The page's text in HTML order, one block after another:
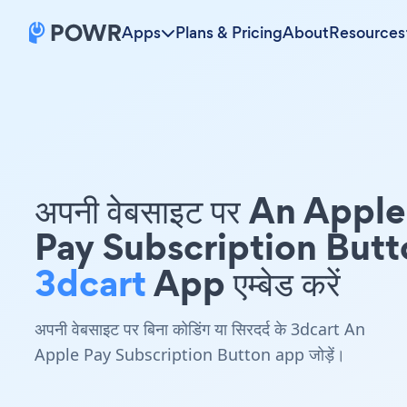
Apps Plans & PricingAboutResources
अपनी वेबसाइट पर An Apple
Pay Subscription
3dcartApp एम्बेड करें
अपनी वेबसाइट पर बिना कोडिंग या सिरदर्द के 3dcart An
Apple Pay Subscription Button app जोड़ें।